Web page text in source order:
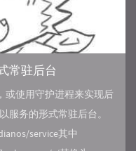
常驻后台
或使用守护进程来实现后
服务的形式常驻后台。
service其中